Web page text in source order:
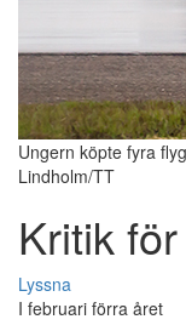
Ungern köpte fyra
Lindholm/TT
Kritik
Lyssna
I februari förra året